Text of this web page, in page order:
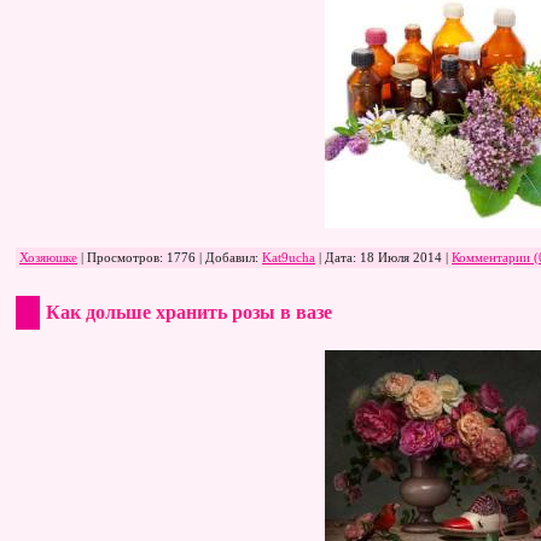
Хозяюшке | Просмотров: 1776 | Добавил: Kat9ucha | Дата: 18 Июля 2014 Комментарии
Как дольше хранить розы в вазе